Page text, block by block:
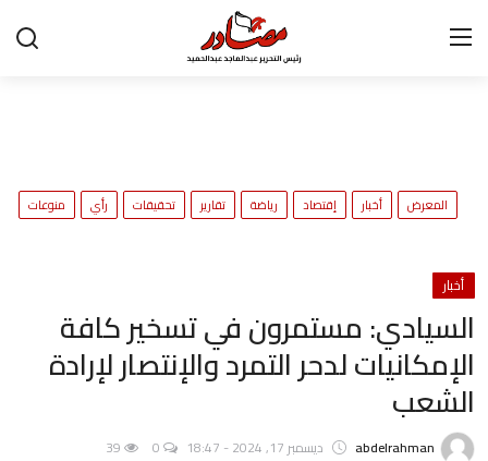
المعرض
إقتصاد
رياضة
تقارير
تحقيقات
المعرض أخبار إقتصاد رياضة تقارير تحقيقات رأي منوعات
أخبار
السيادي: مستمرون في تسخير كافة
الإمكانيات لدحر التمرد والإنتصار لإرادة
الشعب
abdelrahman ديسمبر 17, 2024 - 18:47